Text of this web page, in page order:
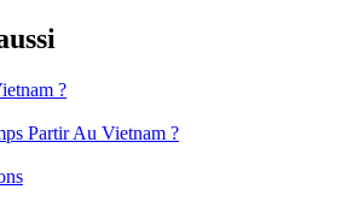
?
Partir Au Vietnam ?